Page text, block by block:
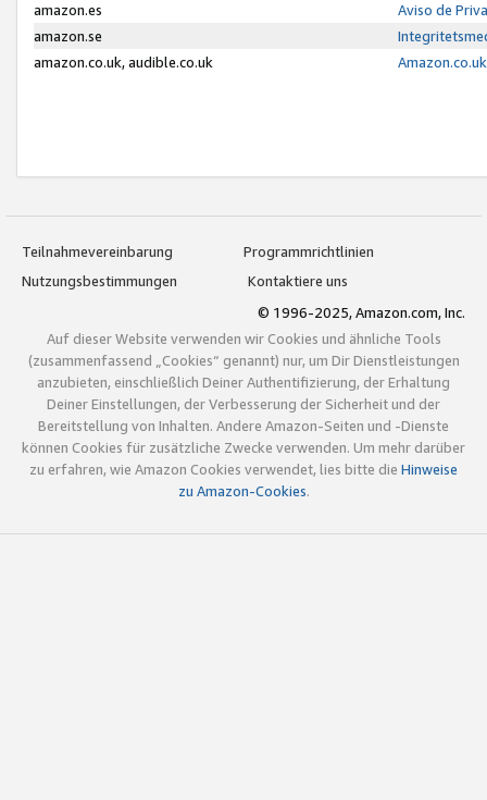
amazon.es
Aviso de
amazon.se
amazon.co.uk, audible.co.uk
Teilnahmevereinbarung
Programmrichtlinien
Nutzungsbestimmungen
Kontaktiere uns
© 1996-2025, Amazon.com, Inc.
Auf dieser Website verwenden wir Cookies und ähnliche Tools
(zusammenfassend „Cookies“ genannt) nur, um Dir Dienstleistungen
anzubieten, einschließlich Deiner Authentifizierung, der Erhaltung
Deiner Einstellungen, der Verbesserung der Sicherheit und der
Bereitstellung von Inhalten. Andere Amazon-Seiten und -Dienste
können Cookies für zusätzliche Zwecke verwenden. Um mehr darüber
zu erfahren, wie Amazon Cookies verwendet, lies bitte die Hinweise
zu Amazon-Cookies.